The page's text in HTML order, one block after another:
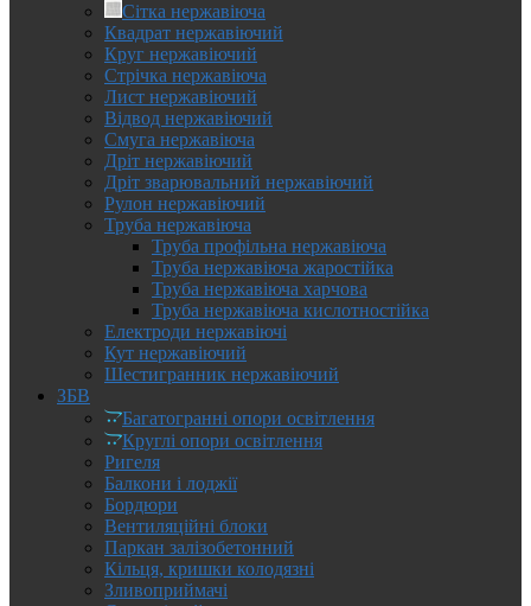
Сітка нержавіюча
Квадрат нержавіючий
Круг нержавіючий
Стрічка нержавіюча
Лист нержавіючий
Відвод нержавіючий
Смуга нержавіюча
Дріт нержавіючий
Дріт зварювальний нержавіючий
Рулон нержавіючий
Труба нержавіюча
Труба профільна нержавіюча
Труба нержавіюча жаростійка
Труба нержавіюча харчова
Труба нержавіюча кислотностійка
Електроди нержавіючі
Кут нержавіючий
Шестигранник нержавіючий
ЗБВ
Багатогранні опори освітлення
Круглі опори освітлення
Ригеля
Балкони і лоджії
Бордюри
Вентиляційні блоки
Паркан залізобетонний
Кільця, кришки колодязні
Зливоприймачі